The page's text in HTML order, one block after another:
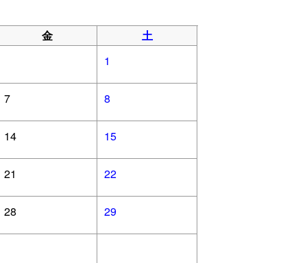
金
土
1
7 8
14 15
21 22
28 29